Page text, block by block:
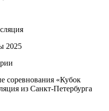
2025
соревнования «Кубок
из Санкт-Петербурга